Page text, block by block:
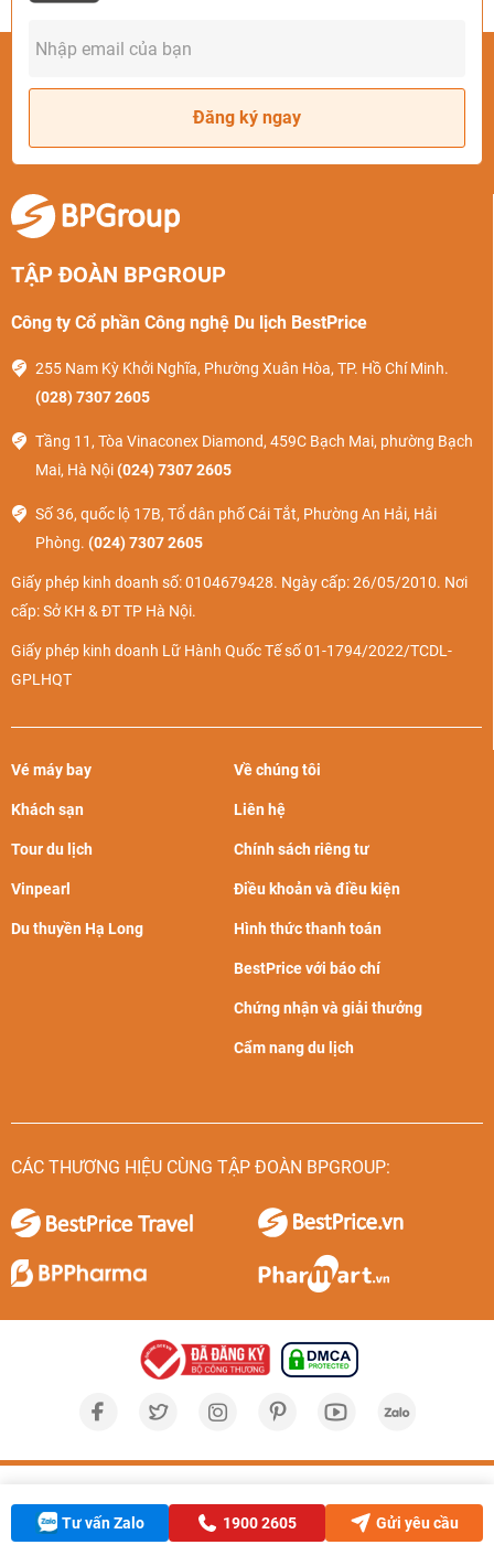
Tư vấn Zalo 1900 2605 Gửi yêu cầu
Đăng ký ngay
TẬP ĐOÀN BPGROUP
Công ty Cổ phần Công nghệ Du lịch BestPrice
255 Nam Kỳ Khởi Nghĩa, Phường Xuân Hòa, TP. Hồ Chí Minh.
(028) 7307 2605
Tầng 11, Tòa Vinaconex Diamond, 459C Bạch Mai, phường Bạch
Mai, Hà Nội(024) 7307 2605
Số 36, quốc lộ 17B, Tổ dân phố Cái Tắt, Phường An Hải, Hải
Phòng. (024) 7307 2605
Giấy phép kinh doanh số: 0104679428. Ngày cấp: 26/05/2010. Nơi
cấp: Sở KH & ĐT TP Hà Nội.
Giấy phép kinh doanh Lữ Hành Quốc Tế số 01-1794/2022/TCDL-
GPLHQT
Vé máy bay
Khách sạn
Tour du lịch
Vinpearl
Du thuyền Hạ Long
Về chúng tôi
Liên hệ
Chính sách riêng tư
Điều khoản và điều kiện
Hình thức thanh toán
BestPrice với báo chí
Chứng nhận và giải thưởng
Cẩm nang du lịch
CÁC THƯƠNG HIỆU CÙNG TẬP ĐOÀN BPGROUP: